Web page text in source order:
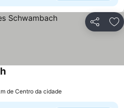
Partilhar
de Centro da cidade